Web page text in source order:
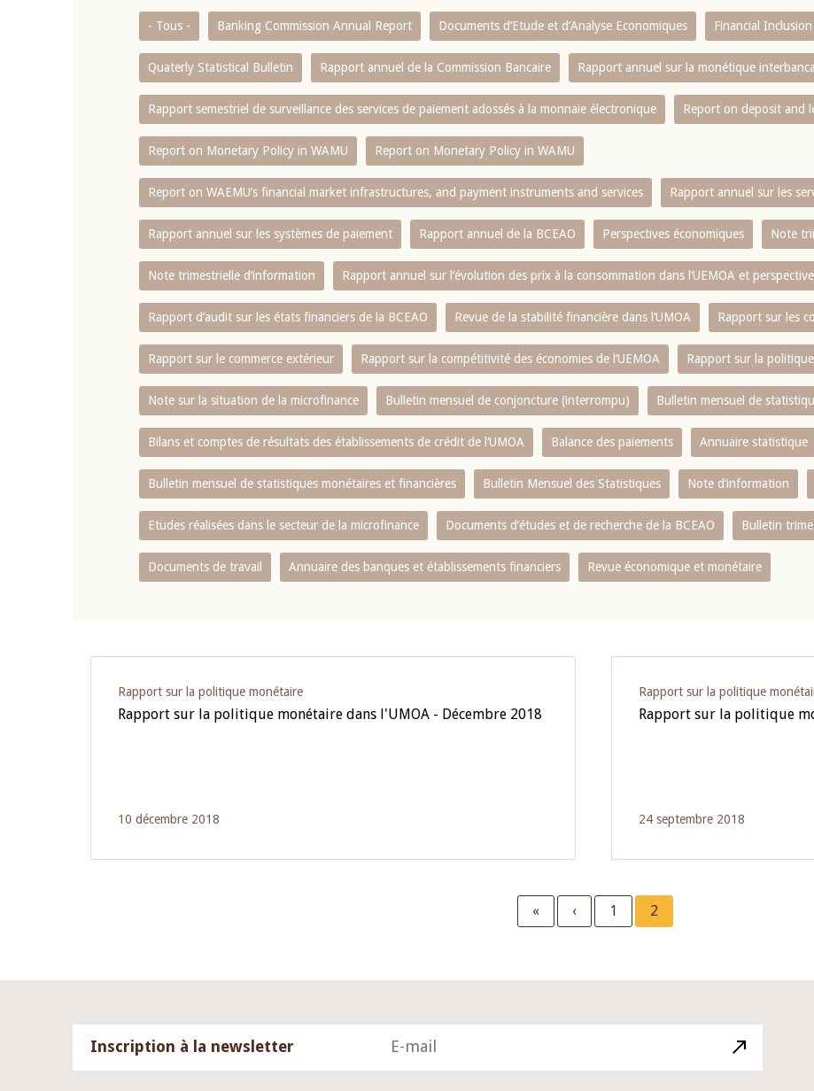
- Tous - Banking Commission Annual Report Documents d’Etude et d’Analyse Economiques Financial
Quaterly Statistical Bulletin Rapport annuel de la Commission Bancaire Rapport annuel sur la monétique
Rapport semestriel de surveillance des services de paiement adossés à la monnaie électronique Report on deposit and
Report on Monetary Policy in WAMU Report on Monetary Policy in WAMU
Report on WAEMU’s financial market infrastructures, and payment instruments and services Rapport annuel sur les
Rapport annuel sur les systèmes de paiement Rapport annuel de la BCEAO Perspectives économiques Note
Note trimestrielle d‘information Rapport annuel sur l‘évolution des prix à la consommation dans l‘UEMOA et
Rapport d‘audit sur les états financiers de la BCEAO Revue de la stabilité financière dans l‘UMOA Rapport sur les
Rapport sur le commerce extérieur Rapport sur la compétitivité des économies de l‘UEMOA Rapport sur la
Note sur la situation de la microfinance Bulletin mensuel de conjoncture (interrompu) Bulletin mensuel de
Bilans et comptes de résultats des établissements de crédit de l‘UMOA Balance des paiements Annuaire statistique
Bulletin mensuel de statistiques monétaires et financières Bulletin Mensuel des Statistiques Note d’information
Etudes réalisées dans le secteur de la microfinance Documents d’études et de recherche de la BCEAO Bulletin
Documents de travail Annuaire des banques et établissements financiers Revue économique et monétaire
Rapport sur la politique monétaire
Rapport sur la politique monétaire dans l'UMOA - Décembre 2018
10 décembre 2018
Rapport sur la politique
Rapport sur la politique
24 septembre 2018
First
page
«
Previous
page
‹ Page
1
Current
page
2
Inscription à la newsletter